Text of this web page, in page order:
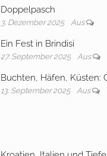
Doppelpasch
3. Dezember 2025 Aus
Ein Fest in Brindisi
27. September 2025 Aus
Buchten, Häfen, Küsten:
13. September 2025 Aus